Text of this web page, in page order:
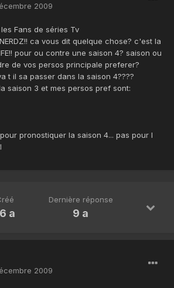
2009
Fans de séries Tv
ca vous dit quelque chose? c'est la
pour ou contre une saison 4? saison ou
de vos persos principale preferer?
t il sa passer dans la saison 4????
saison 3 et mes persos pref sont:
pronostiquer la saison 4... pas pour l
a
Dernière réponse
9 a
2009